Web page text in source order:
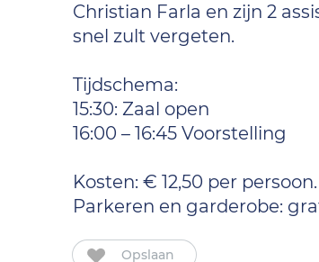
Christian Farla en zijn 2
snel zult vergeten.
Tijdschema:
15:30: Zaal open
16:00 – 16:45 Voorstelling
Kosten: € 12,50 per persoon.
Parkeren en garderobe:
Opslaan